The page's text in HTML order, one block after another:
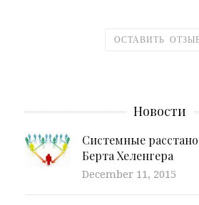
ОСТАВИТЬ
Новости
Системные
Берта Хеленгера
December 11, 2015